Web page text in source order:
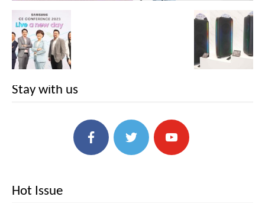
Stay with us
Hot Issue